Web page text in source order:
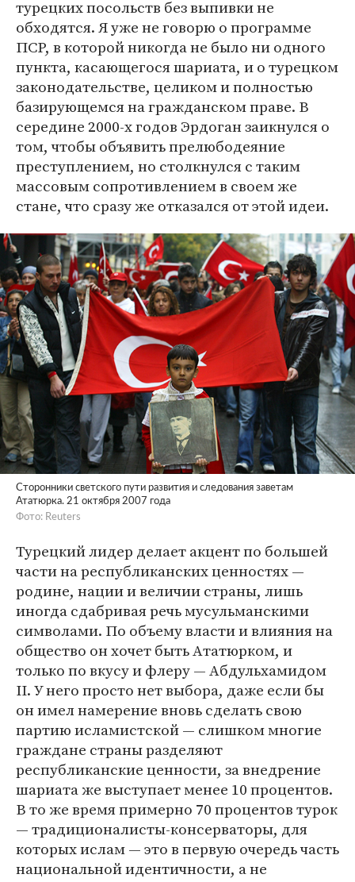
турецких посольств без выпивки не
обходятся. Я уже не говорю о программе
ПСР, в которой никогда не было ни одного
пункта, касающегося шариата, и о турецком
законодательстве, целиком и полностью
базирующемся на гражданском праве. В
середине 2000-х годов Эрдоган заикнулся о
том, чтобы объявить прелюбодеяние
преступлением, но столкнулся с таким
массовым сопротивлением в своем же
стане, что сразу же отказался от этой идеи.
Сторонники светского пути развития и следования заветам
Ататюрка. 21 октября 2007 года
Фото: Reuters
Турецкий лидер делает акцент по большей
части на республиканских ценностях —
родине, нации и величии страны, лишь
иногда сдабривая речь мусульманскими
символами. По объему власти и влияния на
общество он хочет быть Ататюрком, и
только по вкусу и флеру — Абдульхамидом
II. У него просто нет выбора, даже если бы
он имел намерение вновь сделать свою
партию исламистской — слишком многие
граждане страны разделяют
республиканские ценности, за внедрение
шариата же выступает менее 10 процентов.
В то же время примерно 70 процентов турок
— традиционалисты-консерваторы, для
которых ислам — это в первую очередь часть
национальной идентичности, а не